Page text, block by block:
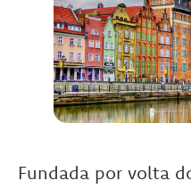
Fundada por volta